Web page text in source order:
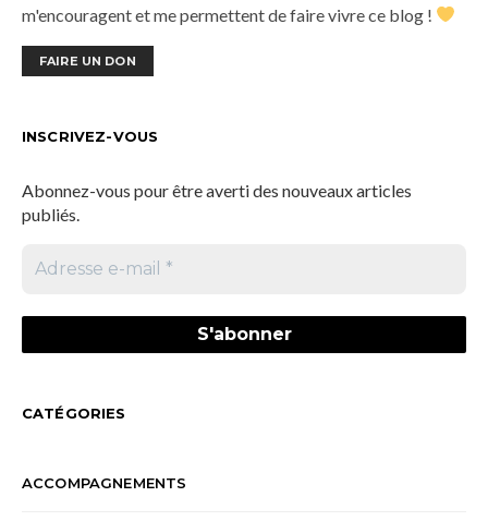
m'encouragent et me permettent de faire vivre ce blog !
FAIRE UN DON
INSCRIVEZ-VOUS
Abonnez-vous pour être averti des nouveaux articles
publiés.
CATÉGORIES
ACCOMPAGNEMENTS